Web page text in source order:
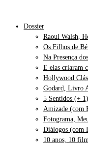
Dossier
Raoul Walsh,
Os Filhos de
Na Presença
E elas criaram
Hollywood
Godard, Livro
5 Sentidos (+ 1)
Amizade (com
Fotograma,
Diálogos (com
10 anos, 10